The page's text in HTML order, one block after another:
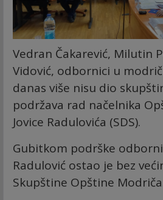
Vedran Čakarević, Milutin
Vidović, odbornici u
danas više nisu dio
podržava rad načelnika
Jovice Radulovića (SDS).
Gubitkom podrške
Radulović ostao je bez
Skupštine Opštine